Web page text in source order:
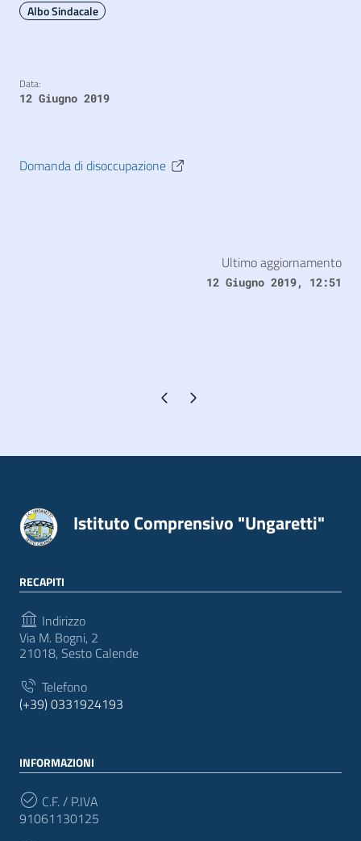
Albo Sindacale
Data:
12 Giugno 2019
Domanda di disoccupazione
Ultimo aggiornamento
12 Giugno 2019, 12:51
Pagina precedente
Pagina successiva
Istituto Comprensivo "Ungaretti"
RECAPITI
Indirizzo
Via M. Bogni, 2
21018, Sesto Calende
Telefono
(+39) 0331924193
INFORMAZIONI
C.F. / P.IVA
91061130125